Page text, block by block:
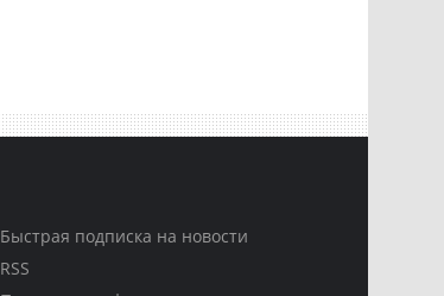
Быстрая подписка на новости
RSS